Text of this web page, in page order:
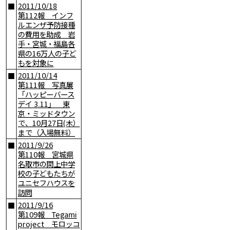
■ 2011/10/18
第112報 インフ
ルエンザ予防接種
の費用を助成 岩
手・宮城・福島各
県の16万人の子ど
もを対象に
■ 2011/10/14
第111報 写真展
「ハッピーバース
デイ 3.11」 東
京・ミッドタウン
で、10月27日(木）
まで（入場無料）
■ 2011/9/26
第110報 宮城県
名取市の閖上中学
校の子どもたちが
ユニセフハウスを
訪問
■ 2011/9/16
第109報 Tegami
project モロッコ